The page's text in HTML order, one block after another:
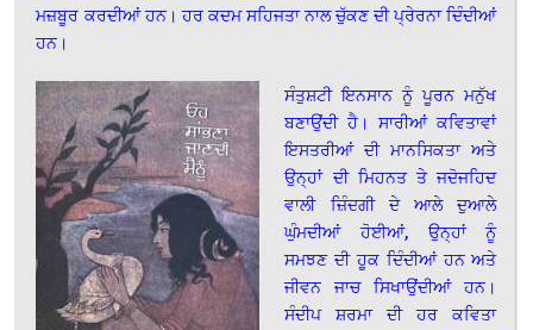
ਮਜ਼ਬੂਰ ਕਰਦੀਆਂ ਹਨ। ਹਰ ਕਦਮ ਸਹਿਜਤਾ ਨਾਲ ਚੁੱਕਣ ਦੀ ਪ੍ਰੇਰਨਾ ਦਿੰਦੀਆਂ
ਹਨ।
ਸੰਤੁਸ਼ਟੀ ਇਨਸਾਨ ਨੂੰ ਪੂਰਨ ਮਨੁੱਖ
ਬਣਾਉਂਦੀ ਹੈ। ਸਾਰੀਆਂ ਕਵਿਤਾਵਾਂ
ਇਸਤਰੀਆਂ ਦੀ ਮਾਨਸਿਕਤਾ ਅਤੇ
ਉਨ੍ਹਾਂ ਦੀ ਮਿਹਨਤ ਤੇ ਜਦੋਜਹਿਦ
ਵਾਲੀ ਜ਼ਿੰਦਗੀ ਦੇ ਆਲੇ ਦੁਆਲੇ
ਘੁੰਮਦੀਆਂ ਹੋਈਆਂ, ਉਨ੍ਹਾਂ ਨੂੰ
ਸਮਝਣ ਦੀ ਹੂਕ ਦਿੰਦੀਆਂ ਹਨ ਅਤੇ
ਜੀਵਨ ਜਾਚ ਸਿਖਾਉਂਦੀਆਂ ਹਨ।
ਸੰਦੀਪ ਸ਼ਰਮਾ ਦੀ ਹਰ ਕਵਿਤਾ